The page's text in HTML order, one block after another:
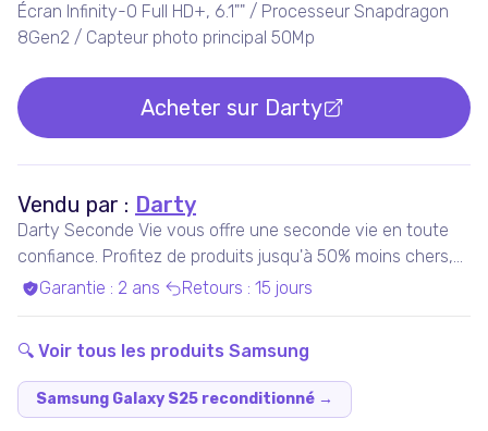
Écran Infinity-O Full HD+, 6.1"" / Processeur Snapdragon
8Gen2 / Capteur photo principal 50Mp
Acheter sur Darty
Vendu par : Darty
Darty Seconde Vie vous offre une seconde vie en toute
confiance. Profitez de produits jusqu'à 50% moins chers,
pris en charge par nos experts qualifiés, dans nos ateliers
Garantie : 2 ans Retours : 15 jours
🔍 Voir tous les produits Samsung
Samsung Galaxy S25 reconditionné →